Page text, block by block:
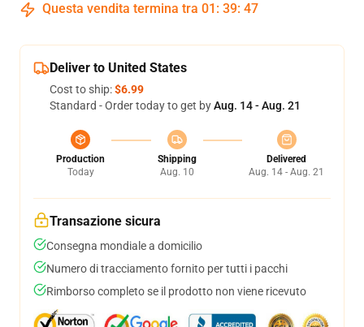
Questa vendita termina tra 01 : 39: 47
Deliver to United States
Cost to ship:$6.99
Standard - Order today to get byAug. 14 - Aug. 21
Production
Today
Shipping
Aug. 10
Delivered
Aug. 14 - Aug. 21
Transazione sicura
Consegna mondiale a domicilio
Numero di tracciamento fornito per tutti i pacchi
Rimborso completo se il prodotto non viene ricevuto